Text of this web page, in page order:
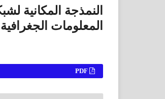
النمذجة المكانية
المعلومات الجغرافية GIS
التنزيلات
PDF